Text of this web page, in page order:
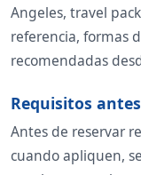
Angeles, travel
referencia, formas
recomendadas
Requisitos
Antes de reservar
cuando apliquen,